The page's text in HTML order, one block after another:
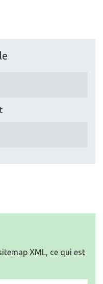
XML, ce qui est